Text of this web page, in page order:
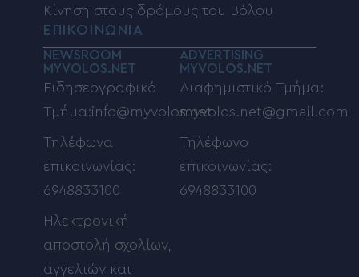
Κίνηση στους δρόμους του Βόλου
ΕΠΙΚΟΙΝΩΝΙΑ
NEWSROOM
MYVOLOS.NET
Ειδησεογραφικό
Τμήμα:info@myvolos.net
Τηλέφωνα
επικοινωνίας:
6948833100
Ηλεκτρονική
αποστολή σχολίων,
αγγελιών και
ADVERTISING
MYVOLOS.NET
Διαφημιστικό Τμήμα:
myvolos.net@gmail.com
Τηλέφωνο
επικοινωνίας:
6948833100